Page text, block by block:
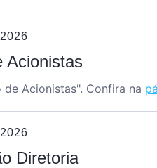
Acionistas
de Acionistas". Confira na
Diretoria